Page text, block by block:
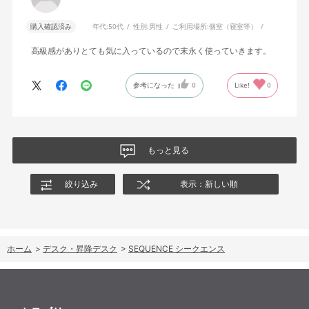
購入確認済み 年代:50代 性別:男性 ご利用場所:個室（寝室等）
高級感がありとても気に入っているので末永く使っていきます。
参考になった 0 Like! 0
もっと見る
絞り込み 表示：新しい順
ホーム > デスク・昇降デスク > SEQUENCE シークエンス